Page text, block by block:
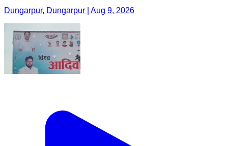
Dungarpur, Dungarpur | Aug 9, 2026